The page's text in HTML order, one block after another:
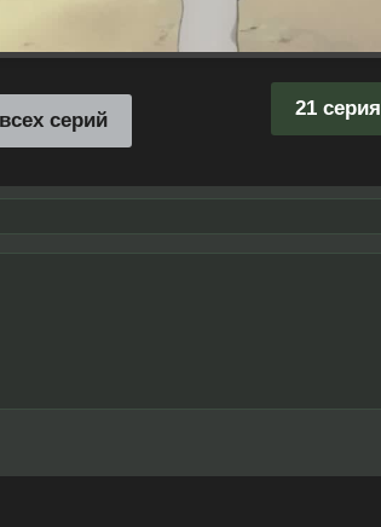
21 серия
серий